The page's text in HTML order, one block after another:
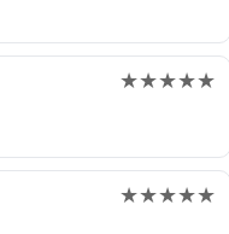
★★★★★
★★★★★